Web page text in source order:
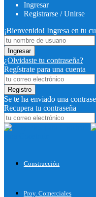
Ingresar
Registrarse / Unirse
¡Bienvenido! Ingresa en tu
¿Olvidaste tu contraseña?
Regístrate para una cuenta
Se te ha enviado una
Recupera tu contraseña
Construcción
Proy. Comerciales